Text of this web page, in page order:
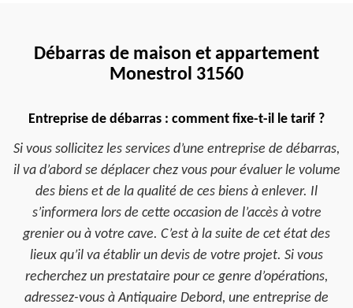
Débarras de maison et appartement
Monestrol 31560
Entreprise de débarras : comment fixe-t-il le tarif ?
Si vous sollicitez les services d’une entreprise de débarras,
il va d’abord se déplacer chez vous pour évaluer le volume
des biens et de la qualité de ces biens à enlever. Il
s’informera lors de cette occasion de l’accès à votre
grenier ou à votre cave. C’est à la suite de cet état des
lieux qu’il va établir un devis de votre projet. Si vous
recherchez un prestataire pour ce genre d’opérations,
adressez-vous à Antiquaire Debord, une entreprise de